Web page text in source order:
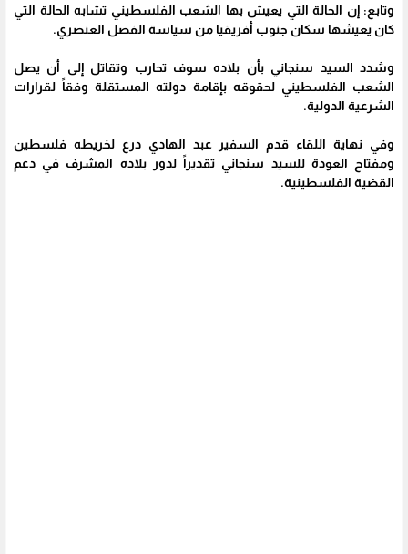
وتابع: إن الحالة التي يعيش بها الشعب الفلسطيني تشابه الحالة التي
كان يعيشها سكان جنوب أفريقيا من سياسة الفصل العنصري.
وشدد السيد سنجاني بأن بلاده سوف تحارب وتقاتل إلى أن يصل
الشعب الفلسطيني لحقوقه بإقامة دولته المستقلة وفقاً لقرارات
الشرعية الدولية.
وفي نهاية اللقاء قدم السفير عبد الهادي درع لخريطه فلسطين
ومفتاح العودة للسيد سنجاني تقديراً لدور بلاده المشرف في دعم
القضية الفلسطينية.